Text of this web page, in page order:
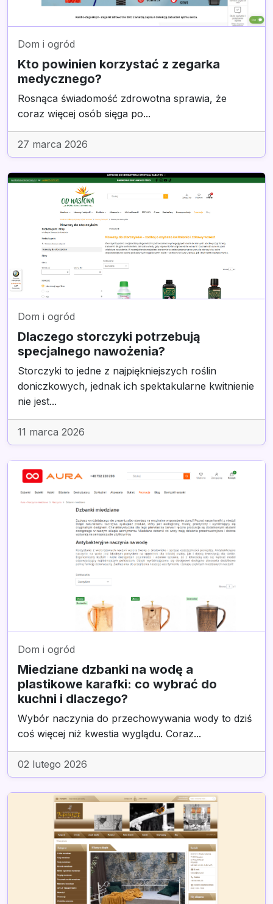
Dom i ogród
Kto powinien korzystać z zegarka
medycznego?
Rosnąca świadomość zdrowotna sprawia, że
coraz więcej osób sięga po...
27 marca 2026
Dom i ogród
Dlaczego storczyki potrzebują
specjalnego nawożenia?
Storczyki to jedne z najpiękniejszych roślin
doniczkowych, jednak ich spektakularne kwitnienie
nie jest...
11 marca 2026
Dom i ogród
Miedziane dzbanki na wodę a
plastikowe karafki: co wybrać do
kuchni i dlaczego?
Wybór naczynia do przechowywania wody to dziś
coś więcej niż kwestia wyglądu. Coraz...
02 lutego 2026